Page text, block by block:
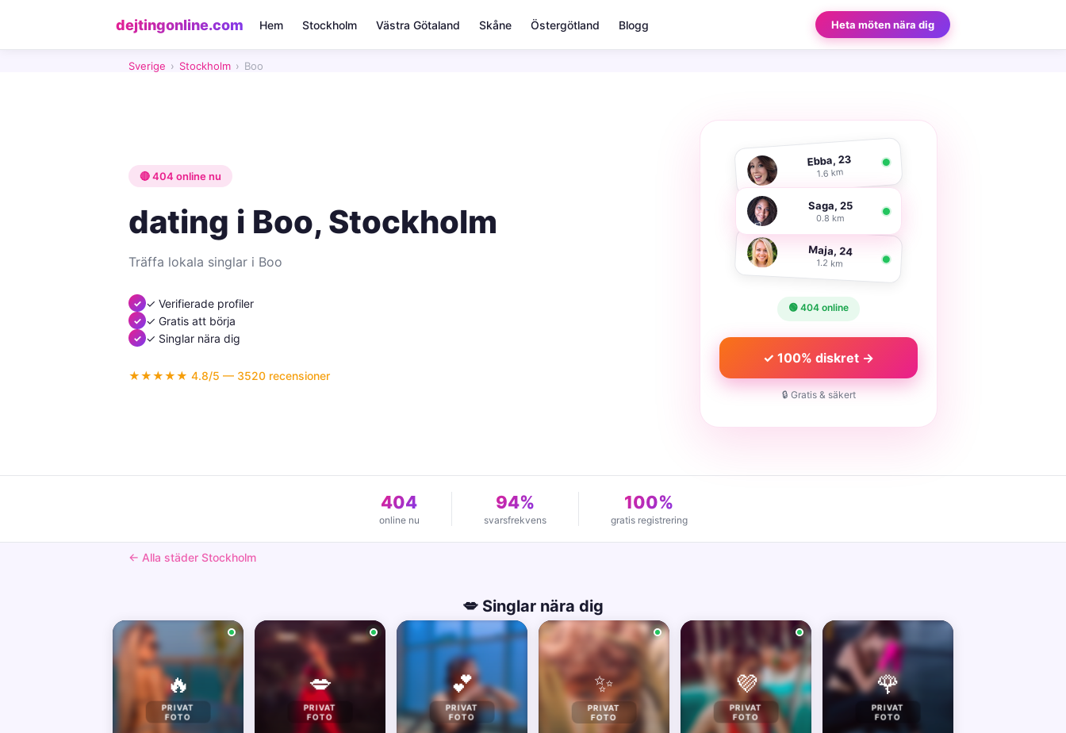
dejtingonline.com Hem Stockholm Västra Götaland Skåne Östergötland Blogg Heta möten nära dig
Sverige › Stockholm › Boo
🔴 404 online nu
dating i Boo, Stockholm
Träffa lokala singlar i Boo
✓ Verifierade profiler
✓ Gratis att börja
✓ Singlar nära dig
★★★★★ 4.8/5 — 3520 recensioner
Ebba, 23
1.6 km
Saga, 25
0.8 km
Maja, 24
1.2 km
🟢 404 online
✓ 100% diskret →
🔒 Gratis & säkert
404
online nu
94%
svarsfrekvens
100%
gratis registrering
← Alla städer Stockholm
💋 Singlar nära dig
🔥
PRIVAT
FOTO
💋
PRIVAT
FOTO
💕
PRIVAT
FOTO
✨
PRIVAT
FOTO
💜
PRIVAT
FOTO
🌹
PRIVAT
FOTO